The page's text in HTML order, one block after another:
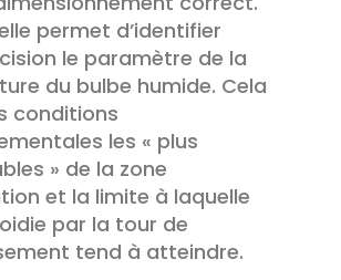
permet d’identifier
le paramètre de la
du bulbe humide. Cela
conditions
les « plus
» de la zone
et la limite à laquelle
par la tour de
tend à atteindre.